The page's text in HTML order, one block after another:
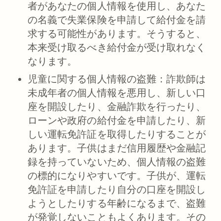
者があなたの個人情報を使用し、あなた
の名義で失業保険を申請して給付金を請
求する可能性があります。そうすると、
本来受け取るべき給付金が受け取れなく
なります。
児童に関する個人情報の盗難：詐欺師は
未成年者の個人情報を悪用し、新しい口
座を開設したり、金融詐欺を行ったり、
ローンや政府の給付金を申請したり、新
しい運転免許証を取得したりすることが
あります。子供はまだ信用履歴や金融記
録を持っていないため、個人情報の盗難
の標的になりやすいです。子供が、運転
免許証を申請したり自分の口座を開設し
ようとしたりする年齢になるまで、盗難
が発覚しないこともよくあります。その